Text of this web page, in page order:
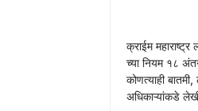
​क्राईम
च्या नियम १८
कोणत्याही
अधिकाऱ्यांकडे